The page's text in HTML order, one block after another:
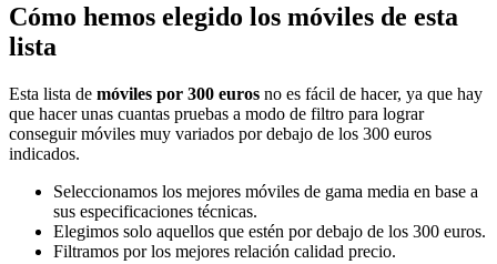
Cómo hemos elegido los móviles de esta
lista
Esta lista de móviles por 300 euros no es fácil de hacer, ya que hay
que hacer unas cuantas pruebas a modo de filtro para lograr
conseguir móviles muy variados por debajo de los 300 euros
indicados.
Seleccionamos los mejores móviles de gama media en base a
sus especificaciones técnicas.
Elegimos solo aquellos que estén por debajo de los 300 euros.
Filtramos por los mejores relación calidad precio.